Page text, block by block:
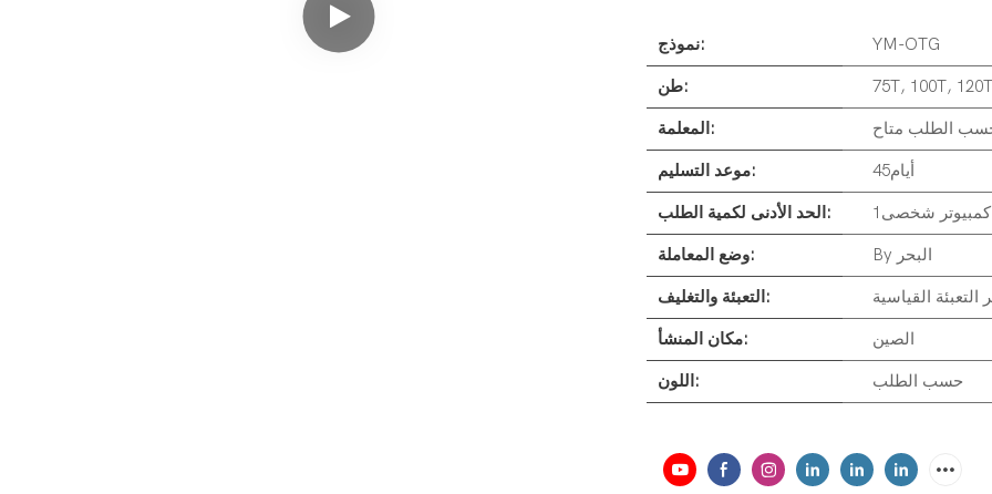
نموذج: YM-OTG
طن: 75T, 100T,
المعلمة: الطلب متاح
موعد التسليم: أيام45
الحد الأدنى لكمية الطلب: كمبيوتر شخصى1
وضع المعاملة: By البحر
التعبئة والتغليف: التعبئة القياسية
مكان المنشأ: الصين
اللون: حسب الطلب